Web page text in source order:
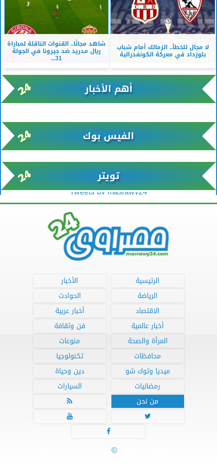
لا مجال للخطأ.. الزمالك أمام شباب
بلوزداد في معركة الكونفدرالية
شاهد مجانًا.. القنوات الناقلة لمباراة
ريال مدريد ضد جيرونا في الجولة
31...
أهم الأخبار
الفيس بوك
تويتر
Tweets by masrawy24
الرئيسية
الأخبار
الرياضة
الحوادث
الاقتصاد
أخبار عربية
أخبار عالمية
فن وثقافة
المرأة والصحة
منوعات
محافظات
تكنولوجيا
ميديا وتوك شو
دين وحياة
رمضانيات
السيارات
من نحن




©